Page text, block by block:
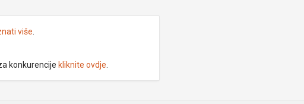
više
konkurencije kliknite ovdje